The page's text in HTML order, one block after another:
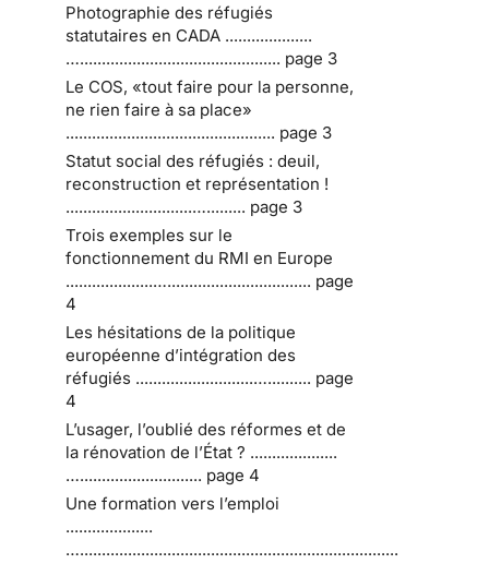
Photographie des réfugiés
statutaires en CADA ....................
….............................................. page 3
Le COS, «tout faire pour la personne,
ne rien faire à sa place»
................................................ page 3
Statut social des réfugiés : deuil,
reconstruction et représentation !
.............................…......... page 3
Trois exemples sur le
fonctionnement du RMI en Europe
....................…................................. page
4
Les hésitations de la politique
européenne d’intégration des
réfugiés ...........................….......... page
4
L’usager, l’oublié des réformes et de
la rénovation de l’État ? ....................
…............................ page 4
Une formation vers l’emploi
....................
….........................................................................